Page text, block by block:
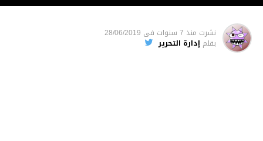
نشرت منذ 7 سنوات فى 28/06/2019
بقلم إدارة التحرير